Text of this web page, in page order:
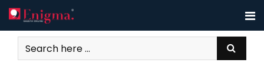
Skip
to
content